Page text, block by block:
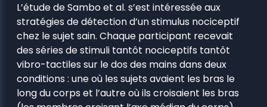
L’étude de Sambo et al. s’est intéressée aux
stratégies de détection d’un stimulus nociceptif
chez le sujet sain. Chaque participant recevait
des séries de stimuli tantôt nociceptifs tantôt
vibro-tactiles sur le dos des mains dans deux
conditions : une où les sujets avaient les bras le
long du corps et l’autre où ils croisaient les bras